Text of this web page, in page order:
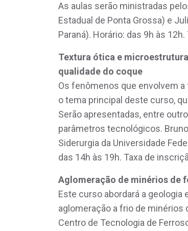
As aulas serão ministradas
Estadual de Ponta Grossa) e
Paraná). Horário: das 9h às
Textura ótica e
qualidade do coque
Os fenômenos que envolvem
o tema principal deste curso,
Serão apresentadas, entre
parâmetros tecnológicos.
Siderurgia da Universidade
das 14h às 19h. Taxa de
Aglomeração de minérios de
Este curso abordará a geologia
aglomeração a frio de
Centro de Tecnologia de